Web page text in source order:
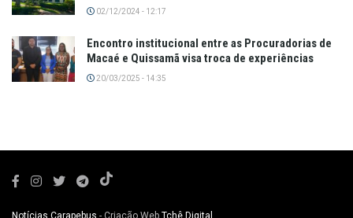
02/12/2024 - 12:17
Encontro institucional entre as Procuradorias de
Macaé e Quissamã visa troca de experiências
20/03/2025 - 14:35